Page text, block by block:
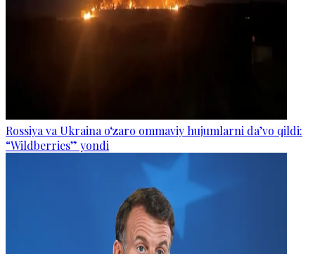
Rossiya va Ukraina o‘zaro ommaviy hujumlarni da’vo qildi:
“Wildberries” yondi